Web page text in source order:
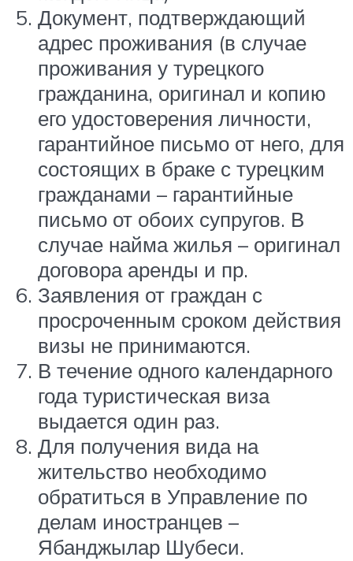
Документ, подтверждающий
адрес проживания (в случае
проживания у турецкого
гражданина, оригинал и копию
его удостоверения личности,
гарантийное письмо от него, для
состоящих в браке с турецким
гражданами – гарантийные
письмо от обоих супругов. В
случае найма жилья – оригинал
договора аренды и пр.
Заявления от граждан с
просроченным сроком действия
визы не принимаются.
В течение одного календарного
года туристическая виза
выдается один раз.
Для получения вида на
жительство необходимо
обратиться в Управление по
делам иностранцев –
Ябанджылар Шубеси.